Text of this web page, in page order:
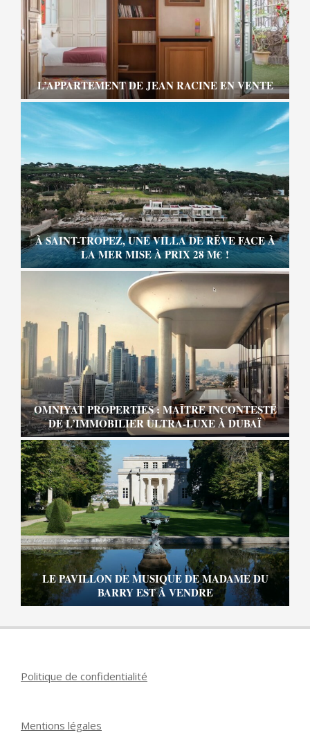
L’APPARTEMENT DE JEAN RACINE EN VENTE
À SAINT-TROPEZ, UNE VILLA DE RÊVE FACE À
LA MER MISE À PRIX 28 M€ !
OMNIYAT PROPERTIES : MAÎTRE INCONTESTÉ
DE L’IMMOBILIER ULTRA-LUXE À DUBAÏ
LE PAVILLON DE MUSIQUE DE MADAME DU
BARRY EST À VENDRE
Politique de confidentialité
Mentions légales